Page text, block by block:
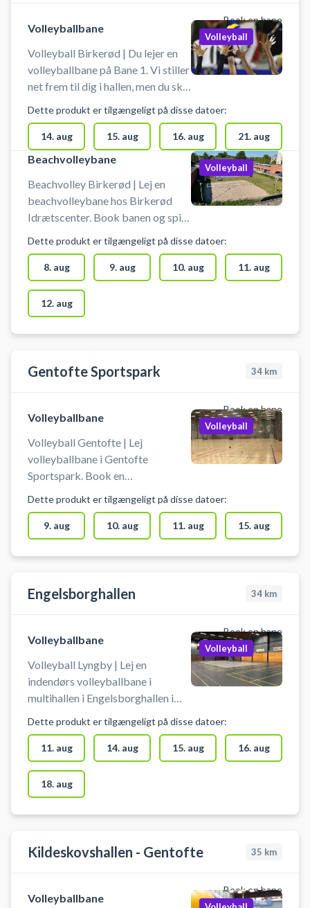
Book en bane
Volleyballbane
Volleyball Birkerød | Du lejer en
volleyballbane på Bane 1. Vi stiller
net frem til dig i hallen, men du skal
yderligere udstyr, så husk at
medbringe bolde. Der er mulighed
for omklædning og bad.
Volleyball
Dette produkt er tilgængeligt på disse datoer:
14. aug 15. aug 16. aug 21. aug
Beachvolleybane
Beachvolley Birkerød | Lej en
beachvolleybane hos Birkerød
Idrætscenter. Book banen og spil
Nordsjælland. Der er gode
parkeringsmuligheder. Medbring
selv bolde.
Volleyball
Dette produkt er tilgængeligt på disse datoer:
8. aug 9. aug 10. aug 11. aug
12. aug
Gentofte Sportspark 34 km
Book en bane
Volleyballbane
Volleyball Gentofte | Lej
volleyballbane i Gentofte
Sportspark. Book en
Gentofte på en volley
træningsbane som kan benyttes til
ekstra træning, talent træning
eller kammeratlig sportslig hygge.
max 16 personer pr. bane. Der kan
Volleyball
Dette produkt er tilgængeligt på disse datoer:
9. aug 10. aug 11. aug 15. aug
Engelsborghallen 34 km
Book en bane
Volleyballbane
Volleyball Lyngby | Lej en
indendørs volleyballbane i
multihallen i Engelsborghallen i
omklædning.
Volleyball
Dette produkt er tilgængeligt på disse datoer:
11. aug 14. aug 15. aug 16. aug
18. aug
Kildeskovshallen - Gentofte 35 km
Book en bane
Volleyballbane